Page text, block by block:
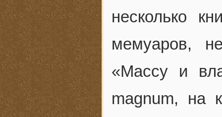
несколько
мемуаров,
«Массу и
magnum, на